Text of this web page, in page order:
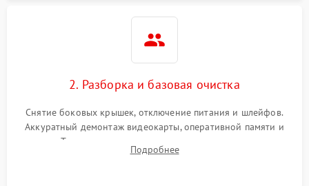
2. Разборка и базовая очистка
Снятие боковых крышек, отключение питания и шлейфов.
Аккуратный демонтаж видеокарты, оперативной памяти и
кулеров. Тщательная очистка корпуса и радиаторов от пыли
с помощью сжатого воздуха для предотвращения
Подробнее